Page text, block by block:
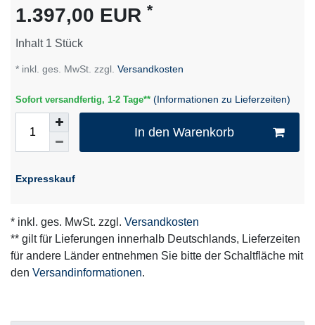
1.397,00 EUR *
Inhalt 1 Stück
* inkl. ges. MwSt. zzgl. Versandkosten
Sofort versandfertig, 1-2 Tage** (Informationen zu Lieferzeiten)
In den Warenkorb
Expresskauf
* inkl. ges. MwSt. zzgl. Versandkosten
** gilt für Lieferungen innerhalb Deutschlands, Lieferzeiten
für andere Länder entnehmen Sie bitte der Schaltfläche mit
den Versandinformationen.